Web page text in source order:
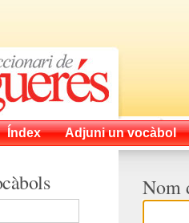
Índex Adjuni un vocàbol
Nom